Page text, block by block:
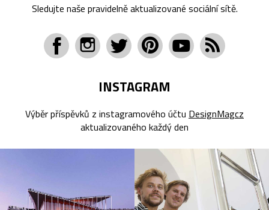
Sledujte naše pravidelně aktualizované sociální sítě.
INSTAGRAM
Výběr příspěvků z instagramového účtu DesignMagcz
aktualizovaného každý den